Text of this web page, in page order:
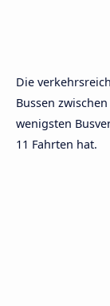
Die
Bussen
wenigsten
11 Fahrten hat.